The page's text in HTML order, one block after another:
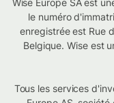
Wise Europe SA est
le numéro
enregistrée est Rue
Belgique. Wise est
Tous les services